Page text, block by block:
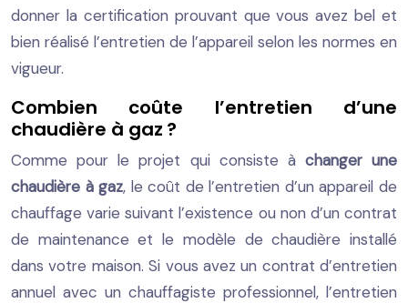
donner la certification prouvant que vous avez bel et
bien réalisé l’entretien de l’appareil selon les normes en
vigueur.
Combien coûte l’entretien d’une
chaudière à gaz ?
Comme pour le projet qui consiste à changer une
chaudière à gaz, le coût de l’entretien d’un appareil de
chauffage varie suivant l’existence ou non d’un contrat
de maintenance et le modèle de chaudière installé
dans votre maison. Si vous avez un contrat d’entretien
annuel avec un chauffagiste professionnel, l’entretien